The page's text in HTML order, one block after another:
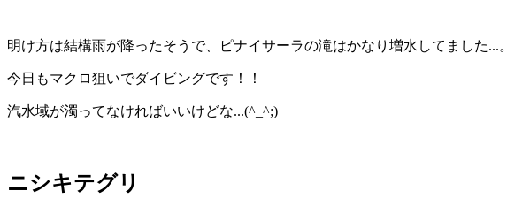
明け方は結構雨が降ったそうで、ピナイサーラの滝はかなり増水してました...。
今日もマクロ狙いでダイビングです！！
汽水域が濁ってなければいいけどな...(^_^;)
ニシキテグリ